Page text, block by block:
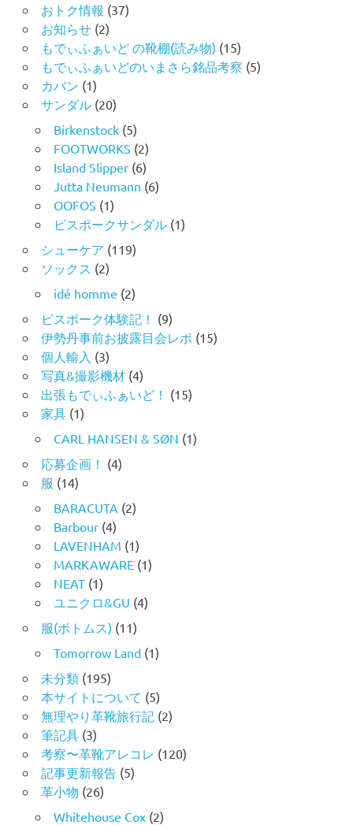
おトク情報 (37)
お知らせ(2)
もでぃふぁいど の靴棚(読み物) (15)
もでぃふぁいどのいまさら銘品考察 (5)
カバン (1)
サンダル(20)
Birkenstock(5)
FOOTWORKS (2)
Island Slipper(6)
Jutta Neumann (6)
OOFOS (1)
ビスポークサンダル(1)
シューケア (119)
ソックス (2)
idé homme (2)
ビスポーク体験記！ (9)
伊勢丹事前お披露目会レポ (15)
個人輸入 (3)
写真&撮影機材(4)
出張もでぃふぁいど！ (15)
家具(1)
CARL HANSEN & SØN (1)
応募企画！ (4)
服 (14)
BARACUTA (2)
Barbour(4)
LAVENHAM (1)
MARKAWARE(1)
NEAT(1)
ユニクロ&GU (4)
服(ボトムス) (11)
Tomorrow Land(1)
未分類(195)
本サイトについて (5)
無理やり革靴旅行記 (2)
筆記具(3)
考察〜革靴アレコレ (120)
記事更新報告(5)
革小物 (26)
Whitehouse Cox(2)